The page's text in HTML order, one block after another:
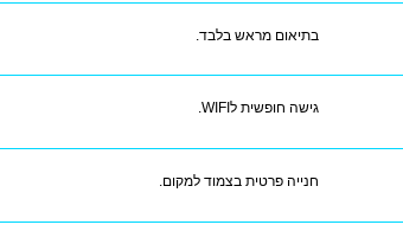
בתיאום מראש בלבד.
גישה חופשית לWIFI.
חנייה פרטית בצמוד למקום.